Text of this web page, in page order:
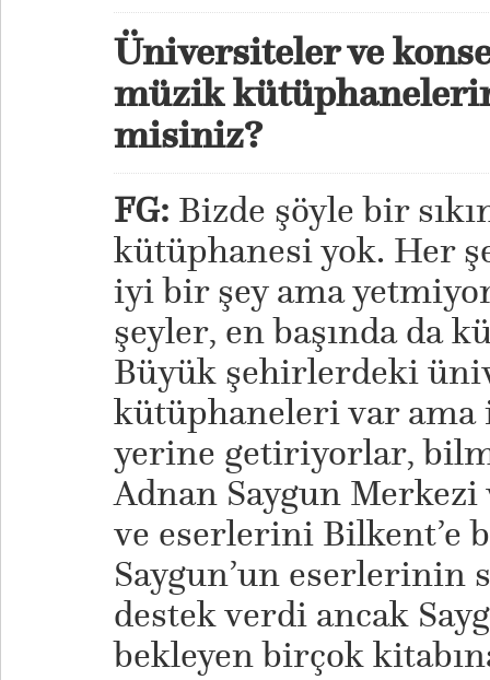
Üniversiteler ve
müzik
misiniz?
FG: Bizde şöyle bir
kütüphanesi yok. Her
iyi bir şey ama
şeyler, en başında da
Büyük şehirlerdeki
kütüphaneleri var
yerine getiriyorlar,
Adnan Saygun Merkezi
ve eserlerini Bilkent’e
Saygun’un
destek verdi ancak
bekleyen birçok